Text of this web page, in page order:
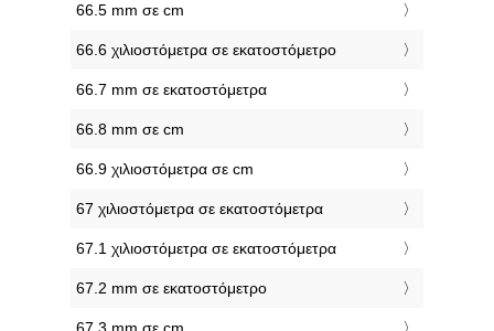
66.5 mm σε cm
66.6 χιλιοστόμετρα σε εκατοστόμετρο
66.7 mm σε εκατοστόμετρα
66.8 mm σε cm
66.9 χιλιοστόμετρα σε cm
67 χιλιοστόμετρα σε εκατοστόμετρα
67.1 χιλιοστόμετρα σε εκατοστόμετρα
67.2 mm σε εκατοστόμετρο